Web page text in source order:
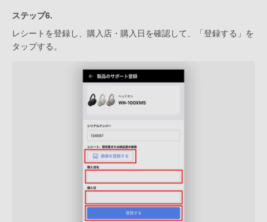
ステップ6.
レシートを登録し、購入店・購入日を確認して、「登録する」を
タップする。